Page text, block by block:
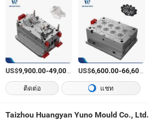
US$9,900.00-49,000.00 /เตรียมตัว
US$6,600.00-66,600.00
ติดต่อ แชท
Taizhou Huangyan Yuno Mould Co., Ltd.